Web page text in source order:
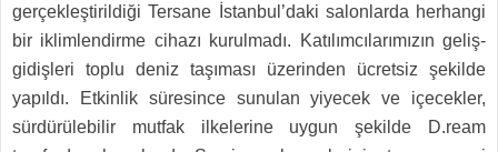
gerçekleştirildiği Tersane İstanbul’daki salonlarda herhangi
bir iklimlendirme cihazı kurulmadı. Katılımcılarımızın geliş-
gidişleri toplu deniz taşıması üzerinden ücretsiz şekilde
yapıldı. Etkinlik süresince sunulan yiyecek ve içecekler,
sürdürülebilir mutfak ilkelerine uygun şekilde D.ream